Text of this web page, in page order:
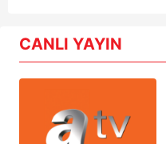
CANLI YAYIN